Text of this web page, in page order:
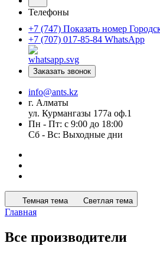
Телефоны
+7 (747) Показать номер
+7 (707) 017-85-84 WhatsApp
Заказать звонок
info@ants.kz
г. Алматы
ул. Курмангазы 177а оф.1
Пн - Пт: с 9:00 до 18:00
Сб - Вс: Выходные дни
Темная тема Светлая тема
Главная
Все производители